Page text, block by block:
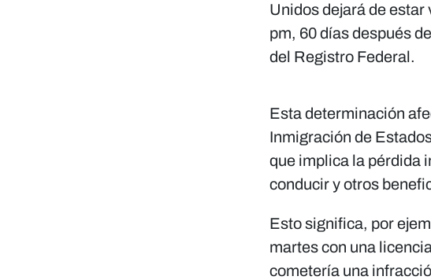
Unidos dejará de estar
pm, 60 días después
del Registro Federal.
Esta determinación
Inmigración de
que implica la pérdida
conducir y otros
Esto significa, por
martes con una
cometería una